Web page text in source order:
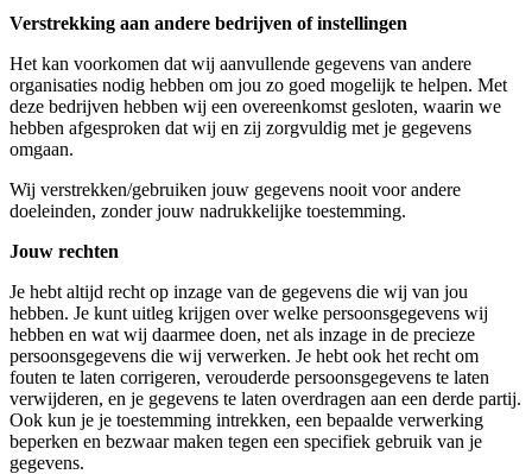
Verstrekking aan andere bedrijven of instellingen
Het kan voorkomen dat wij aanvullende gegevens van andere
organisaties nodig hebben om jou zo goed mogelijk te helpen. Met
deze bedrijven hebben wij een overeenkomst gesloten, waarin we
hebben afgesproken dat wij en zij zorgvuldig met je gegevens
omgaan.
Wij verstrekken/gebruiken jouw gegevens nooit voor andere
doeleinden, zonder jouw nadrukkelijke toestemming.
Jouw rechten
Je hebt altijd recht op inzage van de gegevens die wij van jou
hebben. Je kunt uitleg krijgen over welke persoonsgegevens wij
hebben en wat wij daarmee doen, net als inzage in de precieze
persoonsgegevens die wij verwerken. Je hebt ook het recht om
fouten te laten corrigeren, verouderde persoonsgegevens te laten
verwijderen, en je gegevens te laten overdragen aan een derde partij.
Ook kun je je toestemming intrekken, een bepaalde verwerking
beperken en bezwaar maken tegen een specifiek gebruik van je
gegevens.